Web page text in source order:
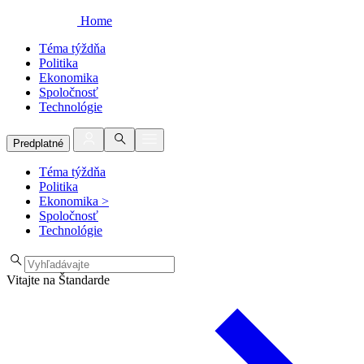
Home
Téma týždňa
Politika
Ekonomika
Spoločnosť
Technológie
Predplatné
Téma týždňa
Politika
Ekonomika >
Spoločnosť
Technológie
Vitajte na Štandarde